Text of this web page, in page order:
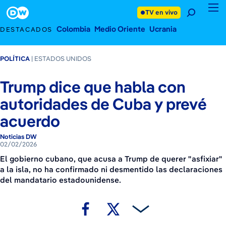
DESTACADOS Colombia Medio Oriente Ucrania
TV en vivo
POLÍTICA ESTADOS UNIDOS
Trump dice que habla con
autoridades de Cuba y prevé
acuerdo
Noticias DW
02/02/2026
El gobierno cubano, que acusa a Trump de querer "asfixiar"
a la isla, no ha confirmado ni desmentido las declaraciones
del mandatario estadounidense.
Footer